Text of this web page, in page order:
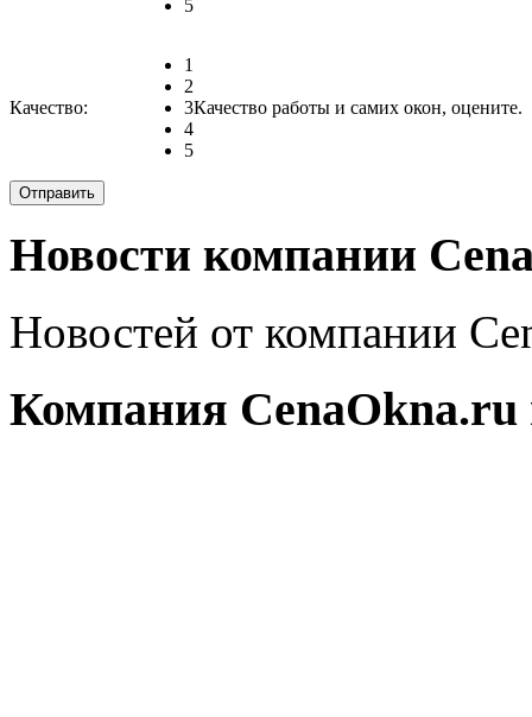
5
Качество:
1
2
3
4
5
Качество работы и самих окон, оцените.
Новости компании
Новостей от компании
Компания CenaOkna.ru